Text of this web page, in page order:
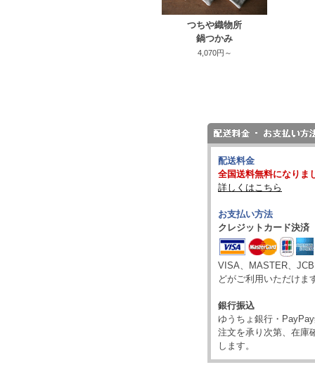
つちや織物所
鍋つかみ
4,070円～
配送料金
全国送料無料になりま
詳しくはこちら
お支払い方法
クレジットカード決済
VISA、MASTER、
どがご利用いただけま
銀行振込
ゆうちょ銀行・
注文を承り次第、在庫
します。